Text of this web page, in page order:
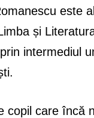
este
și
intermediul
copil care încă